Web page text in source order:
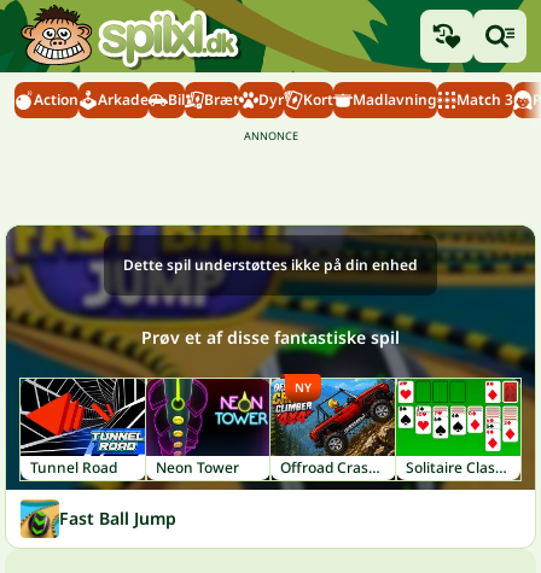
Action Arkade Bil Bræt Dyr Kort Madlavning Match 3
Dette spil understøttes ikke på din enhed
Prøv et af disse fantastiske spil
Tunnel Road Neon Tower Offroad Crash Climber 4X4
NY
Solitaire Classic
Fast Ball Jump